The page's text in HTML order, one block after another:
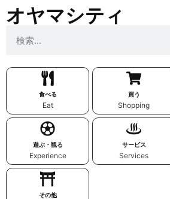
オヤマシティ
食べる
Eat
買う
Shopping
遊ぶ・観る
Experience
サービス
Services
その他